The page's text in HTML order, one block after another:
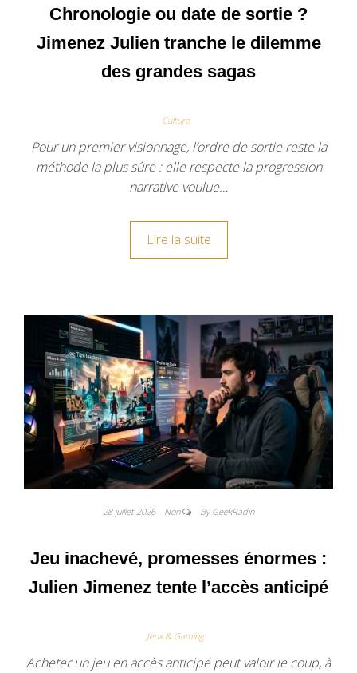
Chronologie ou date de sortie ?
Jimenez Julien tranche le dilemme
des grandes sagas
Culture
Pour un premier visionnage, l’ordre de sortie reste la
méthode la plus sûre : elle respecte la progression
narrative voulue…
Lire la suite
28 juillet 2026 Non By GeekRadin
Jeu inachevé, promesses énormes :
Julien Jimenez tente l’accès anticipé
Jeux & Gaming
Acheter un jeu en accès anticipé peut valoir le coup, à